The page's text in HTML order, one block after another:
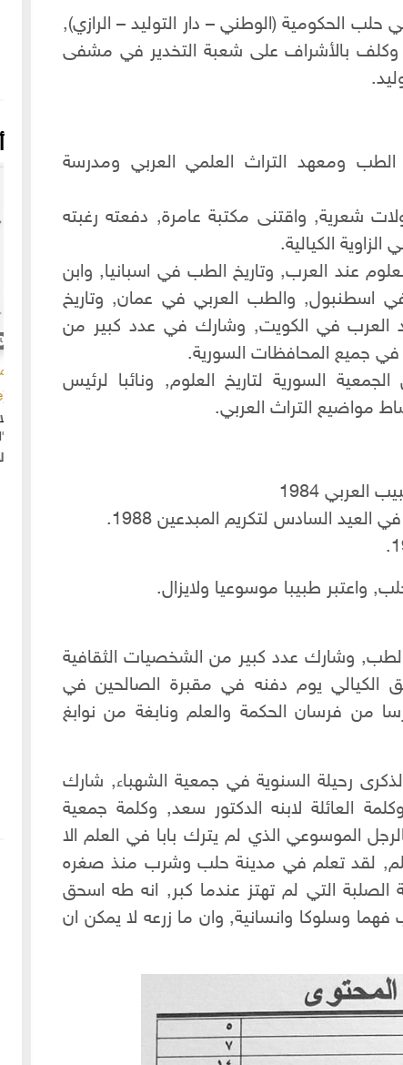
الحكومية (الوطني – دار التوليد – الرازي),
وكلف بالأشراف على شعبة التخدير في مشفى
ومعهد التراث العلمي العربي ومدرسة
شعرية, واقتنى مكتبة عامرة, دفعته رغبته
الكيالية.
عند العرب, وتاريخ الطب في اسبانيا, وابن
اسطنبول, والطب العربي في عمان, وتاريخ
العرب في الكويت, وشارك في عدد كبير من
في جميع المحافظات السورية.
السورية لتاريخ العلوم, ونائبا لرئيس
مواضيع التراث العربي.
1984
السادس لتكريم المبدعين 1988.
واعتبر طبيبا موسوعيا ولايزال.
وشارك عدد كبير من الشخصيات الثقافية
الكيالي يوم دفنه في مقبرة الصالحين في
وفارسا من فرسان الحكمة والعلم ونابغة من نوابغ
رحيلة السنوية في جمعية الشهباء, شارك
العائلة لابنه الدكتور سعد, وكلمة جمعية
الموسوعي الذي لم يترك بابا في العلم الا
لقد تعلم في مدينة حلب وشرب منذ صغره
الصلبة التي لم تهتز عندما كبر, انه طه اسحق
فهما وسلوكا وانسانية, وان ما زرعه لا يمكن ان
1918، انسحبت
كان
ما لم ينشر عن "الطقس الاسكتلندي الماسوني "
لا تزال الأسئلة والتكهنات كثيرة حول نشوء تنظيم